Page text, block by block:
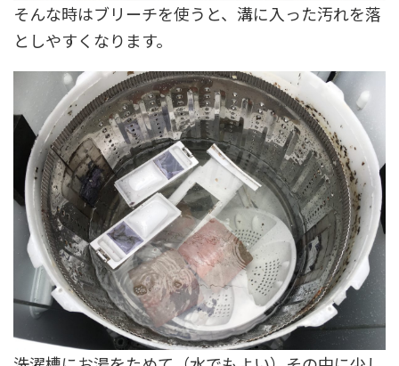
そんな時はブリーチを使うと、溝に入った汚れを落
としやすくなります。